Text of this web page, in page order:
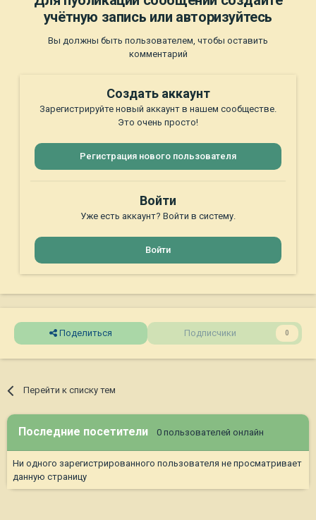
учётную запись или авторизуйтесь
Вы должны быть пользователем, чтобы оставить
комментарий
Создать аккаунт
Зарегистрируйте новый аккаунт в нашем сообществе.
Это очень просто!
Регистрация нового пользователя
Войти
Уже есть аккаунт? Войти в систему.
Войти
Поделиться Подписчики 0
Перейти к списку тем
Последние посетители 0 пользователей онлайн
Ни одного зарегистрированного пользователя не просматривает
данную страницу